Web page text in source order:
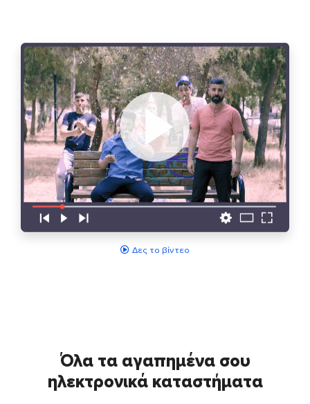
Δες το βίντεο
Όλα τα αγαπημένα σου
ηλεκτρονικά καταστήματα